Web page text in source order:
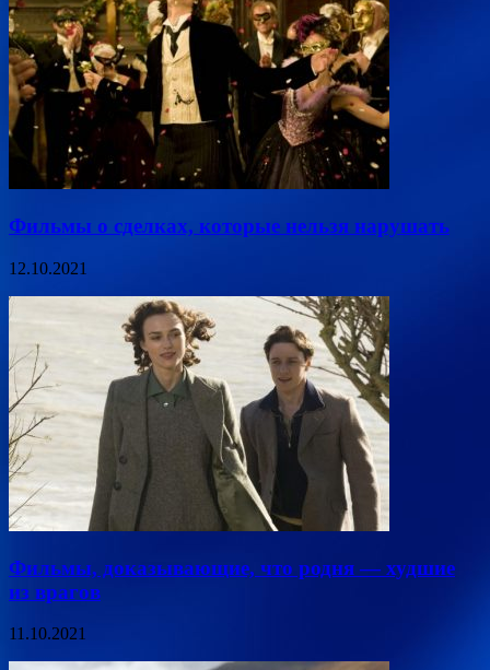
Фильмы о сделках, которые нельзя нарушать
12.10.2021
Фильмы, доказывающие, что родня — худшие
из врагов
11.10.2021